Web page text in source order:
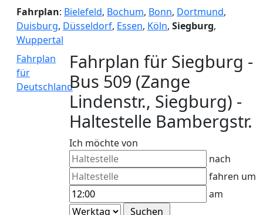
Fahrplan: Bielefeld, Bochum, Bonn, Dortmund,
Duisburg, Düsseldorf, Essen, Köln, Siegburg,
Wuppertal
Fahrplan
für
Deutschland
Fahrplan für Siegburg -
Bus 509 (Zange
Lindenstr., Siegburg) -
Haltestelle Bambergstr.
Ich möchte von
nach
fahren um
am